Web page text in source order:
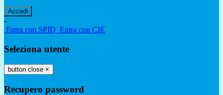
-
Entra con SPID Entra con CIE
Seleziona utente
button close ×
Recupero password